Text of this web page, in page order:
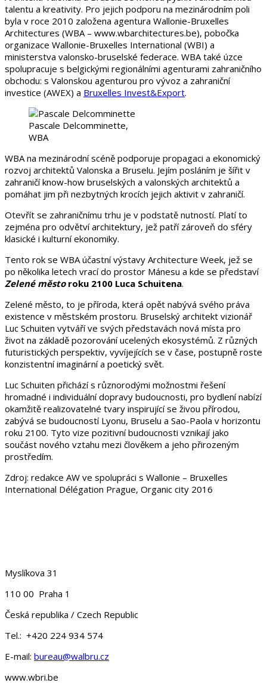
talentu a kreativity. Pro jejich podporu na mezinárodním poli
byla v roce 2010 založena agentura Wallonie-Bruxelles
Architectures (WBA – www.wbarchitectures.be), pobočka
organizace Wallonie-Bruxelles International (WBI) a
ministerstva valonsko-bruselské federace. WBA také úzce
spolupracuje s belgickými regionálními agenturami zahraničního
obchodu: s Valonskou agenturou pro vývoz a zahraniční
investice (AWEX) a Bruxelles Invest&Export.
Pascale Delcomminette,
WBA
WBA na mezinárodní scéně podporuje propagaci a ekonomický
rozvoj architektů Valonska a Bruselu. Jejím posláním je šířit v
zahraničí know-how bruselských a valonských architektů a
pomáhat jim při nezbytných krocích jejich aktivit v zahraničí.
Otevřít se zahraničnímu trhu je v podstatě nutností. Platí to
zejména pro odvětví architektury, jež patří zároveň do sféry
klasické i kulturní ekonomiky.
Tento rok se WBA účastní výstavy Architecture Week, jež se
po několika letech vrací do prostor Mánesu a kde se představí
Zelené městoroku 2100 Luca Schuitena.
Zelené město, to je příroda, která opět nabývá svého práva
existence v městském prostoru. Bruselský architekt vizionář
Luc Schuiten vytváří ve svých představách nová místa pro
život na základě pozorování ucelených ekosystémů. Z různých
futuristických perspektiv, vyvíjejících se v čase, postupně roste
konzistentní imaginární a poetický svět.
Luc Schuiten přichází s různorodými možnostmi řešení
hromadné i individuální dopravy budoucnosti, pro bydlení nabízí
okamžitě realizovatelné tvary inspirující se živou přírodou,
zabývá se budoucností Lyonu, Bruselu a Sao-Paola v horizontu
roku 2100. Tyto vize pozitivní budoucnosti vznikají jako
součást nového vztahu mezi člověkem a jeho přirozeným
prostředím.
Zdroj: redakce AW ve spolupráci s Wallonie – Bruxelles
International Délégation Prague, Organic city 2016
Myslíkova 31
110 00 Praha 1
Česká republika / Czech Republic
Tel.: +420 224 934 574
E-mail: bureau@walbru.cz
www.wbri.be